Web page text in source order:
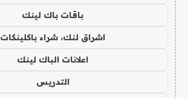
باقات باك لينك
اشراق لنك، شراء باكلينكات
اعلانات الباك لينك
التدريس